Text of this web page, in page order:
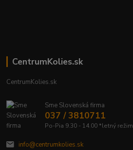
CentrumKolies.sk
CentrumKolies.sk
Sme Slovenská firma
037 / 3810711
Po-Pia 9.30 - 14.00 *letný režim
info@centrumkolies.sk